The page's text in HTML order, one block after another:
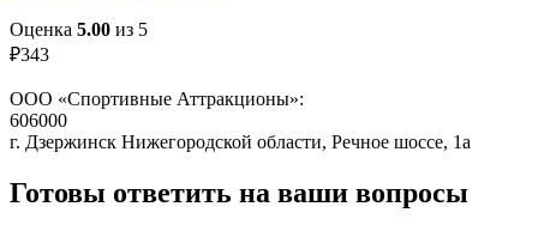
Оценка 5.00 из 5
₽343
ООО «Спортивные Аттракционы»:
606000
г. Дзержинск Нижегородской области, Речное шоссе, 1а
Готовы ответить на ваши вопросы